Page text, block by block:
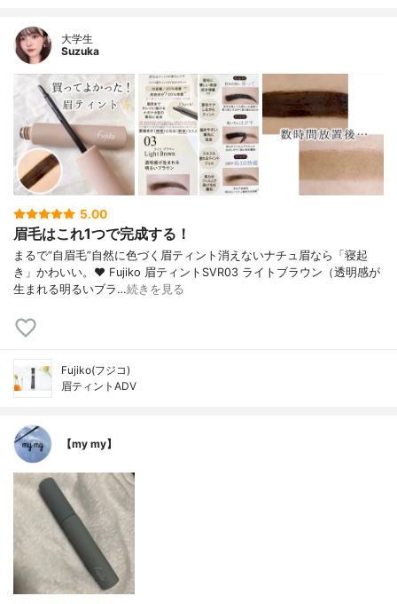
大学生
Suzuka
5.00
眉毛はこれ1つで完成する！
まるで“自眉毛”自然に色づく眉ティント消えないナチュ眉なら「寝起
き」かわいい。♥ Fujiko 眉ティントSVR03 ライトブラウン（透明感が
生まれる明るいブラ…続きを見る
Fujiko(フジコ)
眉ティントADV
【my my】